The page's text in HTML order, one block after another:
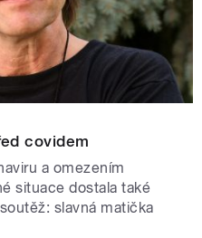
covidem
a omezením
situace dostala také
slavná matička